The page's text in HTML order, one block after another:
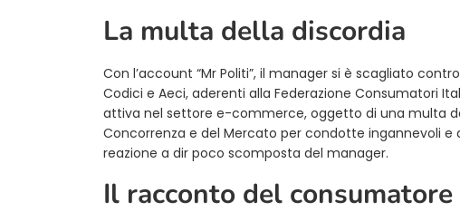
La multa della discordia
Con l’account “Mr Politi”, il manager si è scagliato
Codici e Aeci, aderenti alla Federazione Consumatori
attiva nel settore e-commerce, oggetto di una multa
Concorrenza e del Mercato per condotte ingannevoli e
reazione a dir poco scomposta del manager.
Il racconto del consumatore